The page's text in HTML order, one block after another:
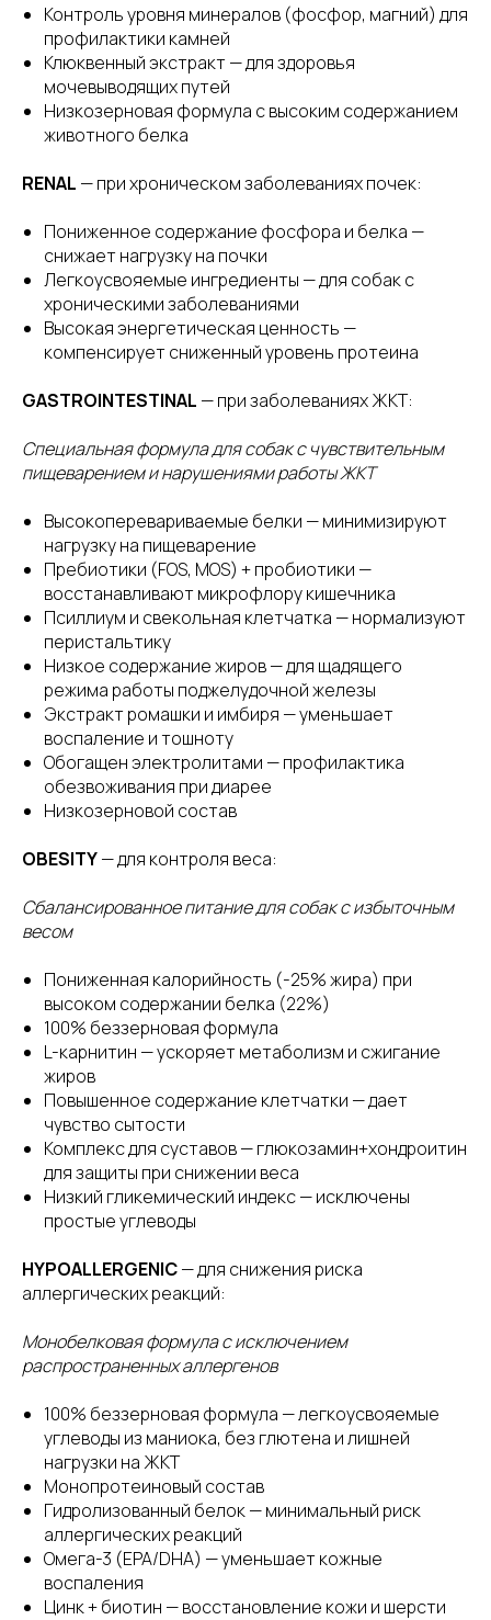
Контроль уровня минералов (фосфор, магний) для
профилактики камней
Клюквенный экстракт — для здоровья
мочевыводящих путей
Низкозерновая формула с высоким содержанием
животного белка
RENAL — при хроническом заболеваниях почек:
Пониженное содержание фосфора и белка —
снижает нагрузку на почки
Легкоусвояемые ингредиенты — для собак с
хроническими заболеваниями
Высокая энергетическая ценность —
компенсирует сниженный уровень протеина
GASTROINTESTINAL — при заболеваниях ЖКТ:
Специальная формула для собак с чувствительным
пищеварением и нарушениями работы ЖКТ
Высокоперевариваемые белки — минимизируют
нагрузку на пищеварение
Пребиотики (FOS, MOS) + пробиотики —
восстанавливают микрофлору кишечника
Псиллиум и свекольная клетчатка — нормализуют
перистальтику
Низкое содержание жиров — для щадящего
режима работы поджелудочной железы
Экстракт ромашки и имбиря — уменьшает
воспаление и тошноту
Обогащен электролитами — профилактика
обезвоживания при диарее
Низкозерновой состав
OBESITY— для контроля веса:
Сбалансированное питание для собак с избыточным
весом
Пониженная калорийность (-25% жира) при
высоком содержании белка (22%)
100% беззерновая формула
L-карнитин — ускоряет метаболизм и сжигание
жиров
Повышенное содержание клетчатки — дает
чувство сытости
Комплекс для суставов — глюкозамин+хондроитин
для защиты при снижении веса
Низкий гликемический индекс — исключены
простые углеводы
HYPOALLERGENIC— для снижения риска
аллергических реакций:
Монобелковая формула с исключением
распространенных аллергенов
100% беззерновая формула — легкоусвояемые
углеводы из маниока, без глютена и лишней
нагрузки на ЖКТ
Монопротеиновый состав
Гидролизованный белок — минимальный риск
аллергических реакций
Омега-3 (EPA/DHA) — уменьшает кожные
воспаления
Цинк + биотин — восстановление кожи и шерсти